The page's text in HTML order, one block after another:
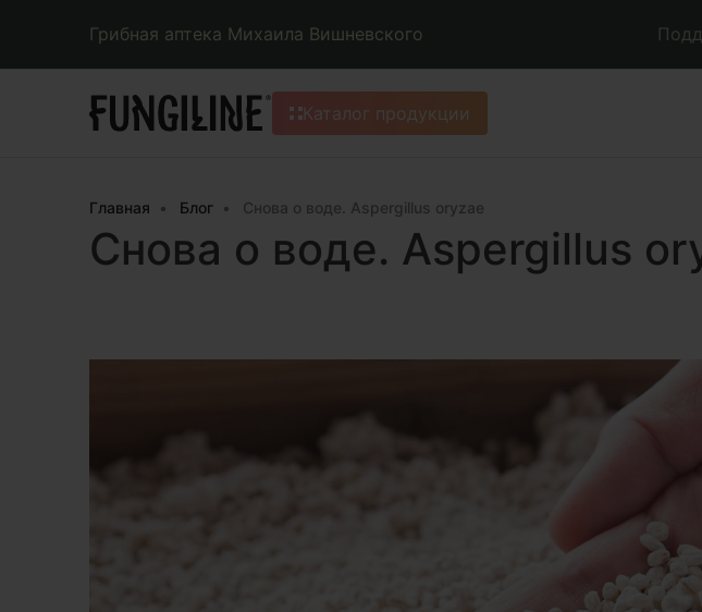
Грибная аптека Михаила Вишневского
Каталог продукции
Главная Блог Снова о воде. Aspergillus oryzae
Снова о воде. Aspergillus